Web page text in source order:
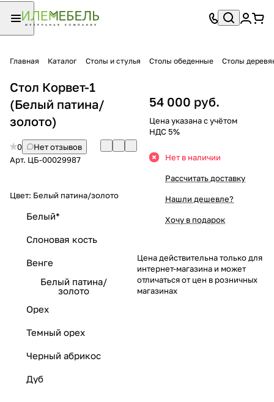
Главная Каталог Столы и стулья Столы обеденные Столы
Стол Корвет-1
(Белый патина/
золото)
0
Нет отзывов
Арт. ЦБ-00029987
Цвет: Белый патина/золото
Белый*
Слоновая кость
Венге
Белый патина/
золото
Орех
Темный орех
Черный абрикос
Дуб
54 000 руб.
Цена указана с учётом
НДС 5%
Нет в наличии
Рассчитать доставку
Нашли дешевле?
Хочу в подарок
Цена действительна только для
интернет-магазина и может
отличаться от цен в розничных
магазинах